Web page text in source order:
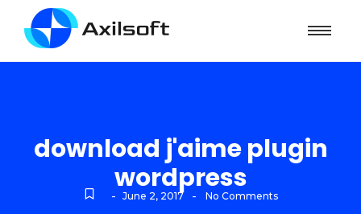
download j'aime plugin
wordpress
- June 2, 2017 - No Comments